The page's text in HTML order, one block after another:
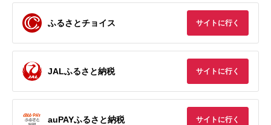
ふるさとチョイス サイトに行く
JALふるさと納税 サイトに行く
auPAYふるさと納税 サイトに行く